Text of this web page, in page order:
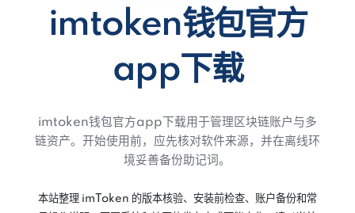
imtoken钱包官方
app下载
imtoken钱包官方app下载用于管理区块链账户与多
链资产。开始使用前，应先核对软件来源，并在离线环
境妥善备份助记词。
本站整理 imToken 的版本核验、安装前检查、账户备份和常